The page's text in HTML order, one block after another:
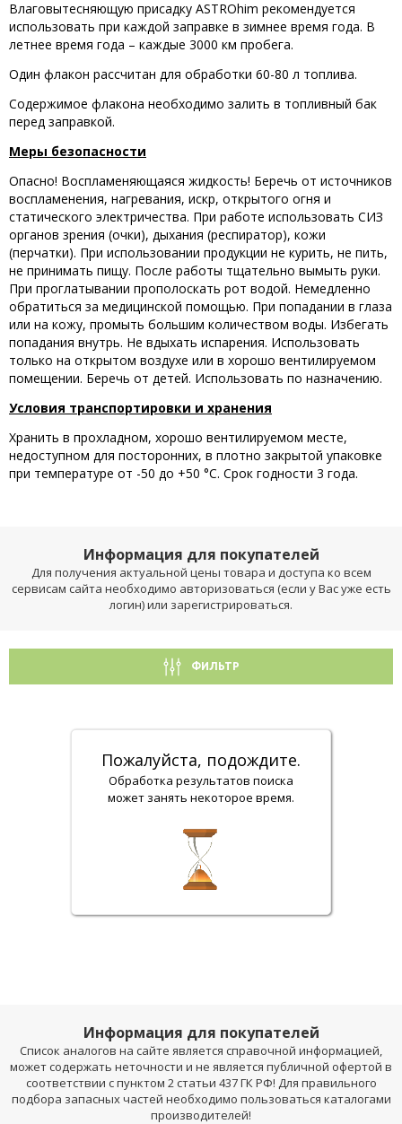
Влаговытесняющую присадку ASTROhim рекомендуется
использовать при каждой заправке в зимнее время года. В
летнее время года – каждые 3000 км пробега.
Один флакон рассчитан для обработки 60-80 л топлива.
Содержимое флакона необходимо залить в топливный бак
перед заправкой.
Меры безопасности
Опасно! Воспламеняющаяся жидкость! Беречь от источников
воспламенения, нагревания, искр, открытого огня и
статического электричества. При работе использовать СИЗ
органов зрения (очки), дыхания (респиратор), кожи
(перчатки). При использовании продукции не курить, не пить,
не принимать пищу. После работы тщательно вымыть руки.
При проглатывании прополоскать рот водой. Немедленно
обратиться за медицинской помощью. При попадании в глаза
или на кожу, промыть большим количеством воды. Избегать
попадания внутрь. Не вдыхать испарения. Использовать
только на открытом воздухе или в хорошо вентилируемом
помещении. Беречь от детей. Использовать по назначению.
Условия транспортировки и хранения
Хранить в прохладном, хорошо вентилируемом месте,
недоступном для посторонних, в плотно закрытой упаковке
при температуре от -50 до +50 °С. Срок годности 3 года.
Информация для покупателей
Для получения актуальной цены товара и доступа ко всем
сервисам сайта необходимо авторизоваться (если у Вас уже есть
логин) или зарегистрироваться.
ФИЛЬТР
Пожалуйста, подождите.
Обработка результатов поиска
может занять некоторое время.
Информация для покупателей
Список аналогов на сайте является справочной информацией,
может содержать неточности и не является публичной офертой в
соответствии с пунктом 2 статьи 437 ГК РФ! Для правильного
подбора запасных частей необходимо пользоваться каталогами
производителей!